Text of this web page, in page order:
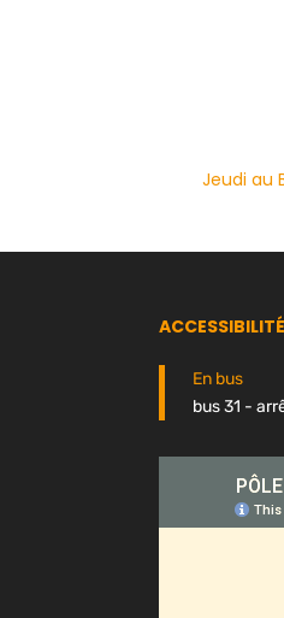
Jeudi au
ACCESSIBILITÉ
En bus
bus 31 -